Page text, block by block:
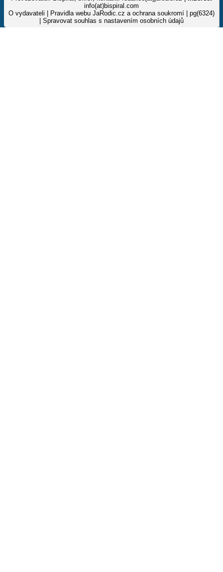
info(at)bispiral.com
O vydavateli
Pravidla webu JaRodic.cz a ochrana soukromí | pg(6324)
Spravovat souhlas s nastavením osobních údajů